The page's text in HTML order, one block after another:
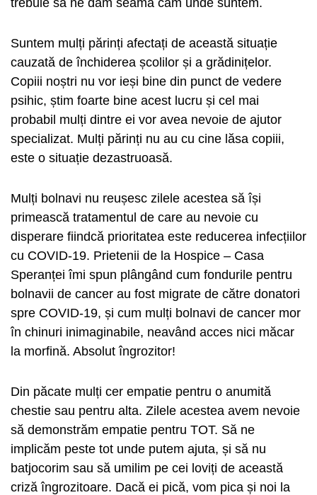
trebuie să ne dăm seama cam unde suntem.
Suntem mulți părinți afectați de această situație
cauzată de închiderea școlilor și a grădinițelor.
Copiii noștri nu vor ieși bine din punct de vedere
psihic, știm foarte bine acest lucru și cel mai
probabil mulți dintre ei vor avea nevoie de ajutor
specializat. Mulți părinți nu au cu cine lăsa copiii,
este o situație dezastruoasă.
Mulți bolnavi nu reușesc zilele acestea să își
primească tratamentul de care au nevoie cu
disperare fiindcă prioritatea este reducerea infecțiilor
cu COVID-19. Prietenii de la Hospice – Casa
Speranței îmi spun plângând cum fondurile pentru
bolnavii de cancer au fost migrate de către donatori
spre COVID-19, și cum mulți bolnavi de cancer mor
în chinuri inimaginabile, neavând acces nici măcar
la morfină. Absolut îngrozitor!
Din păcate mulți cer empatie pentru o anumită
chestie sau pentru alta. Zilele acestea avem nevoie
să demonstrăm empatie pentru TOT. Să ne
implicăm peste tot unde putem ajuta, și să nu
batjocorim sau să umilim pe cei loviți de această
criză îngrozitoare. Dacă ei pică, vom pica și noi la